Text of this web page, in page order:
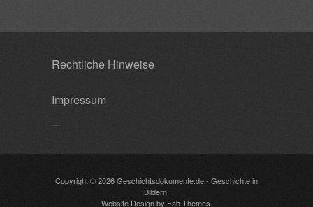
Rechtliche Hinweise
Impressum
Copyright © 2026Geschichtsdokumente.de- Geschichte in
Bildern.
Website Designby Fab Themes